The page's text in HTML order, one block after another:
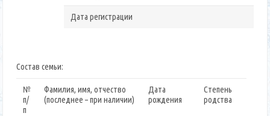
Дата регистрации
Состав семьи:
№
п/
п
Фамилия, имя, отчество
(последнее – при наличии)
Дата
рождения
Степень
родства